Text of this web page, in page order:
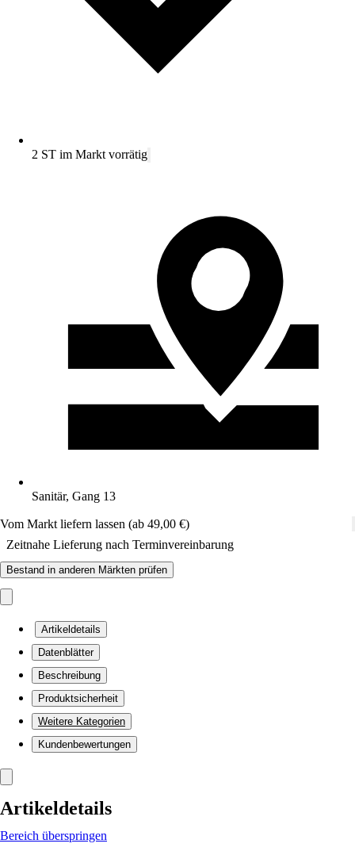
2 ST im Markt vorrätig
Sanitär, Gang 13
Vom Markt liefern lassen (ab 49,00 €)
Zeitnahe Lieferung nach Terminvereinbarung
Bestand in anderen Märkten prüfen
Artikeldetails
Datenblätter
Beschreibung
Produktsicherheit
Weitere Kategorien
Kundenbewertungen
Artikeldetails
Bereich überspringen